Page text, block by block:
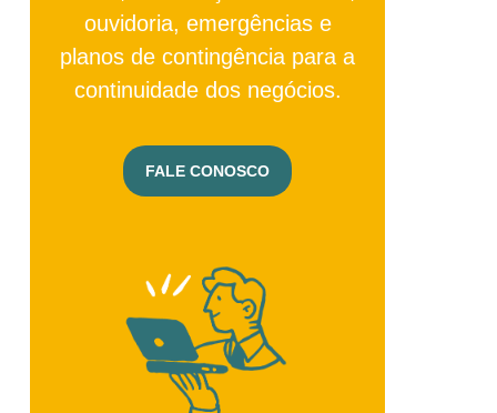
ouvidoria, emergências e
planos de contingência para a
continuidade dos negócios.
FALE CONOSCO